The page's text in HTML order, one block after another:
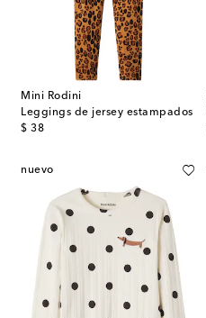
Mini Rodini
Leggings de jersey estampados
$ 38
original price
nuevo